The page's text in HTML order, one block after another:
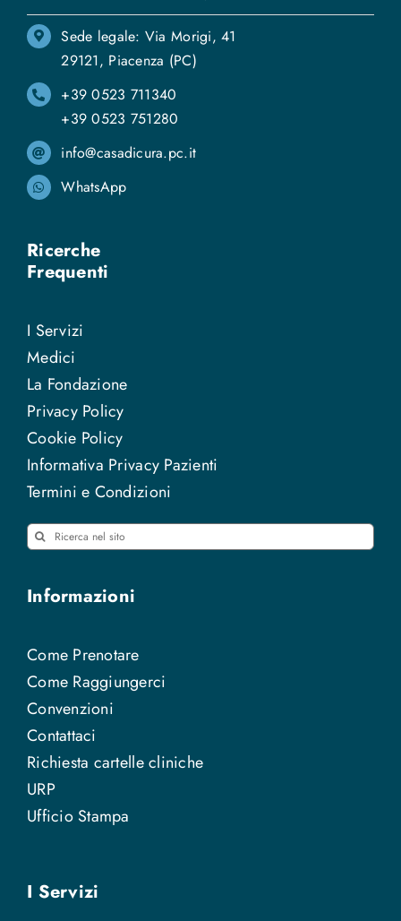
Sede legale: Via Morigi, 41
29121, Piacenza (PC)
+39 0523 711340
+39 0523 751280
info@casadicura.pc.it
WhatsApp
Ricerche
Frequenti
I Servizi
Medici
La Fondazione
Privacy Policy
Cookie Policy
Informativa Privacy Pazienti
Termini e Condizioni
Cerca
Informazioni
Come Prenotare
Come Raggiungerci
Convenzioni
Contattaci
Richiesta cartelle cliniche
URP
Ufficio Stampa
I Servizi